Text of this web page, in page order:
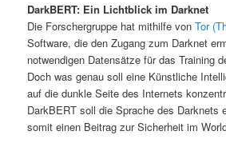
DarkBERT: Ein Lichtblick im Darknet
Die Forschergruppe hat mithilfe vonTor
Software, die den Zugang zum Darknet
notwendigen Datensätze für das Training
Doch was genau soll eine Künstliche
auf die dunkle Seite des Internets
DarkBERT soll die Sprache des Darknets
somit einen Beitrag zur Sicherheit im